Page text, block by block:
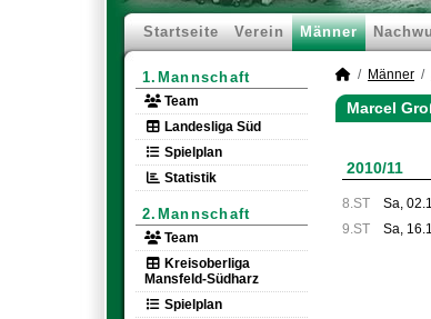
Startseite Verein Männer
1.Mannschaft
Team
Landesliga Süd
Spielplan
Statistik
2.Mannschaft
Team
Kreisoberliga
Mansfeld-Südharz
Spielplan
Männer
Marcel
2010/11
8.ST Sa,
9.ST Sa,